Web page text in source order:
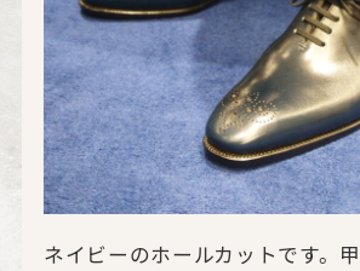
ネイビーのホールカットです。